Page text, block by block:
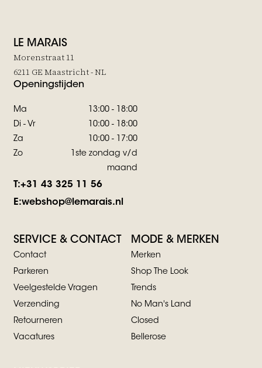
LE MARAIS
Morenstraat 11
6211 GE Maastricht - NL
Openingstijden
Ma
13:00 - 18:00
Di - Vr
10:00 - 18:00
Za
10:00 - 17:00
Zo
1ste zondag v/d
maand
T:+31 43 325 11 56
E:webshop@lemarais.nl
SERVICE & CONTACT
Contact
Parkeren
Veelgestelde Vragen
Verzending
Retourneren
Vacatures
MODE & MERKEN
Merken
Shop The Look
Trends
No Man's Land
Closed
Bellerose